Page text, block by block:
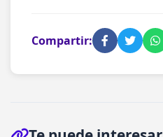
Compartir: